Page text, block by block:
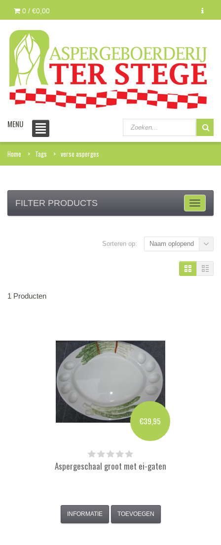
0 / €0,00
MENU
Home Tags verse asperges
FILTER PRODUCTS
Sorteren op: Naam oplopend
1 Producten
€39,95
Aspergeschaal groot met ei-gaten
INFORMATIE TOEVOEGEN